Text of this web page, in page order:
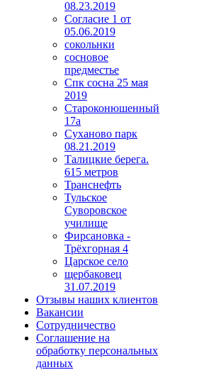
08.23.2019
Согласие 1 от
05.06.2019
сокольнки
сосновое
предместье
Спк сосна 25 мая
2019
Староконюшенный
17а
Суханово парк
08.21.2019
Талицкие берега.
615 метров
Транснефть
Тульское
Суворовское
училище
Фирсановка -
Трёхгорная 4
Царское село
щербаковец
31.07.2019
Отзывы наших клиентов
Вакансии
Сотрудничество
Соглашение на
обработку персональных
данных